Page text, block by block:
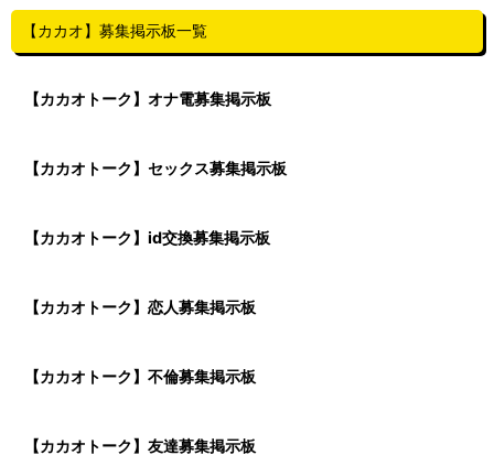
【カカオ】募集掲示板一覧
【カカオトーク】オナ電募集掲示板
【カカオトーク】セックス募集掲示板
【カカオトーク】id交換募集掲示板
【カカオトーク】恋人募集掲示板
【カカオトーク】不倫募集掲示板
【カカオトーク】友達募集掲示板